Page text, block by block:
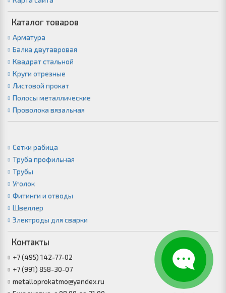
Каталог товаров
Арматура
Балка двутавровая
Квадрат стальной
Круги отрезные
Листовой прокат
Полосы металлические
Проволока вязальная
Сетки рабица
Труба профильная
Трубы
Уголок
Фитинги и отводы
Швеллер
Электроды для сварки
Контакты
+7 (495) 142-77-02
+7 (991) 858-30-07
metalloprokatmo@yandex.ru